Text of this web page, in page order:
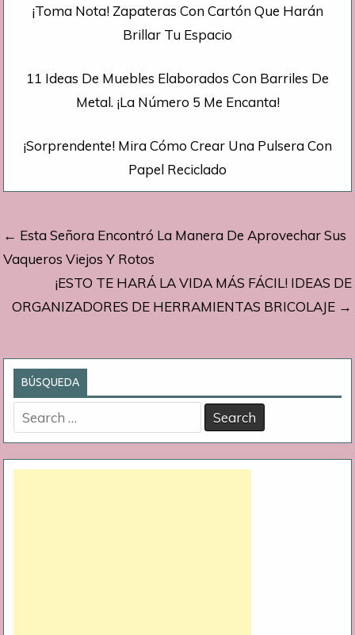
¡Toma Nota! Zapateras Con Cartón Que Harán
Brillar Tu Espacio
11 Ideas De Muebles Elaborados Con Barriles De
Metal. ¡La Número 5 Me Encanta!
¡Sorprendente! Mira Cómo Crear Una Pulsera Con
Papel Reciclado
Navegación
de
entradas
← Esta Señora Encontró La Manera De Aprovechar Sus
Vaqueros Viejos Y Rotos
¡ESTO TE HARÁ LA VIDA MÁS FÁCIL! IDEAS DE
ORGANIZADORES DE HERRAMIENTAS BRICOLAJE →
BÚSQUEDA
Search
for: